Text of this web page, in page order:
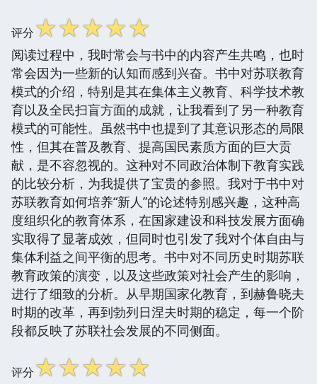
评分☆☆☆☆☆
阅读过程中，我时常会与书中的内容产生共鸣，也时
常会因为一些新的认知而感到兴奋。书中对苏联教育
模式的介绍，特别是其在集体主义教育、科学技术教
育以及全民扫盲方面的成就，让我看到了另一种教育
模式的可能性。虽然书中也提到了其意识形态的局限
性，但其在普及教育、提高国民素质方面的巨大贡
献，是不容忽视的。这种对不同政治体制下教育实践
的比较分析，为我提供了宝贵的参照。我对于书中对
苏联教育如何培养“新人”的论述特别感兴趣，这种高
度组织化的教育体系，在国家建设和科技发展方面确
实取得了显著成效，但同时也引发了我对个体自由与
集体利益之间平衡的思考。书中对不同历史时期苏联
教育政策的演变，以及这些政策对社会产生的影响，
进行了细致的分析。从早期国家化教育，到赫鲁晓夫
时期的改革，再到勃列日涅夫时期的稳定，每一个阶
段都反映了苏联社会发展的不同侧面。
评分☆☆☆☆☆